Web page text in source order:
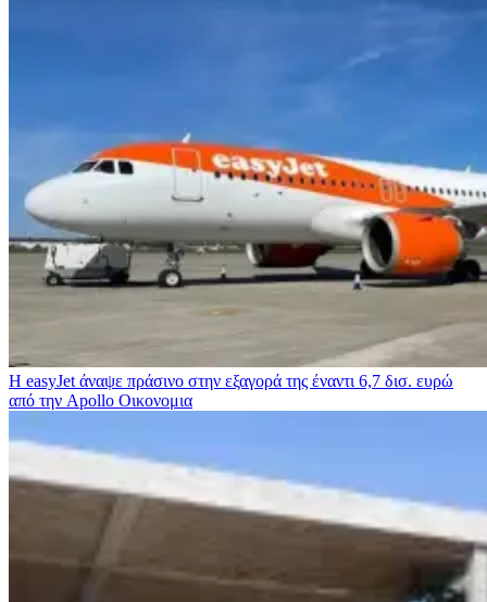
Η easyJet άναψε πράσινο στην εξαγορά της έναντι 6,7 δισ. ευρώ
από την Apollo Οικονομια